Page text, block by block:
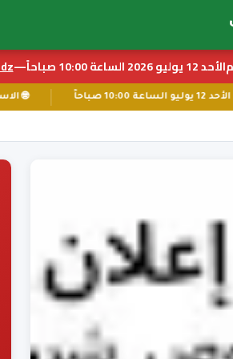
الأحد 12 يوليو 2026 الساعة 10:00 صباحاً —
←